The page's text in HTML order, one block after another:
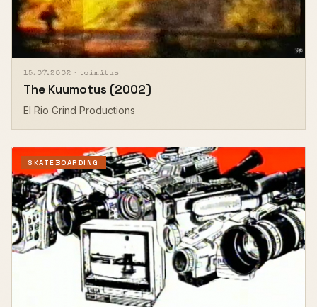
15.07.2002 · toimitus
The Kuumotus (2002)
El Rio Grind Productions
SKATEBOARDING